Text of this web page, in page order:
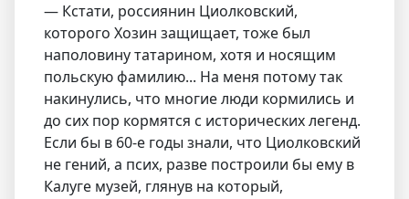
— Кстати, россиянин Циолковский,
которого Хозин защищает, тоже был
наполовину татарином, хотя и носящим
польскую фамилию... На меня потому так
накинулись, что многие люди кормились и
до сих пор кормятся с исторических легенд.
Если бы в 60-е годы знали, что Циолковский
не гений, а псих, разве построили бы ему в
Калуге музей, глянув на который,